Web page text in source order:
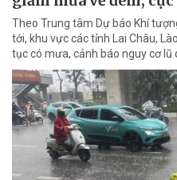
Theo Trung tâm Dự báo Khí
tới, khu vực các tỉnh Lai Châu,
tục có mưa, cảnh báo nguy cơ lũ